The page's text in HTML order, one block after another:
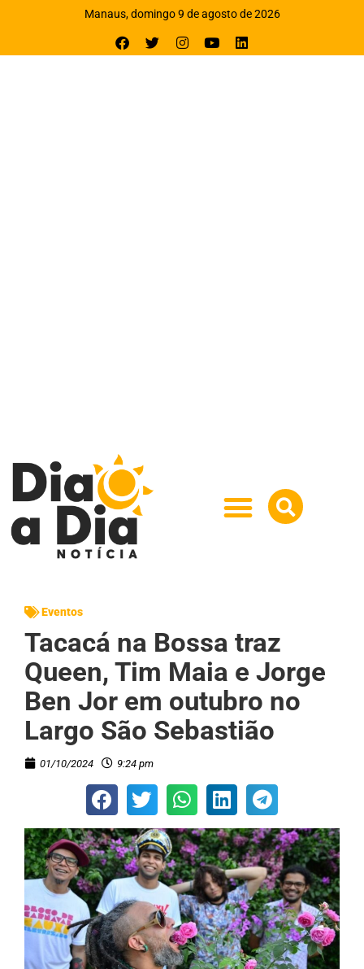
Manaus, domingo 9 de agosto de 2026
Eventos
Tacacá na Bossa traz
Queen, Tim Maia e Jorge
Ben Jor em outubro no
Largo São Sebastião
01/10/2024 9:24 pm